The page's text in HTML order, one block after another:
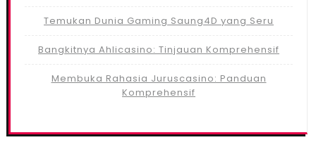
Temukan Dunia Gaming Saung4D yang Seru
Bangkitnya Ahlicasino: Tinjauan Komprehensif
Membuka Rahasia Juruscasino: Panduan
Komprehensif